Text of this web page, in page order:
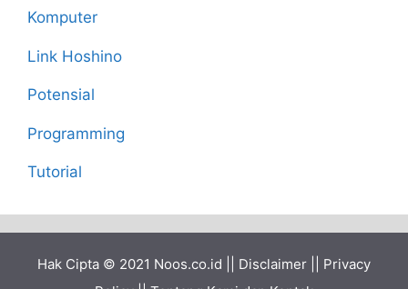
Komputer
Link Hoshino
Potensial
Programming
Tutorial
Hak Cipta © 2021 Noos.co.id Disclaimer
Privacy